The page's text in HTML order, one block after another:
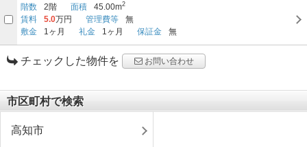
階数 2階 面積 45.00m2
賃料 5.0万円 管理費等
無
敷金
1ヶ月 礼金 1ヶ月 保証金 無
チェックした物件を お問い合わせ
市区町村で検索
高知市